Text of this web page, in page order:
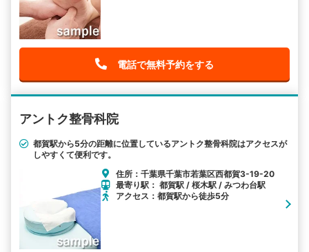
電話で無料予約をする
アントク整骨科院
都賀駅から5分の距離に位置しているアントク整骨科院はアクセスが
しやすくて便利です。
住所：千葉県千葉市若葉区西都賀3-19-20
最寄り駅： 都賀駅 / 桜木駅 / みつわ台駅
アクセス：都賀駅から徒歩5分